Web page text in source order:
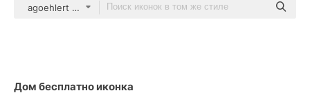
agoehlert Others
Дом бесплатно иконка